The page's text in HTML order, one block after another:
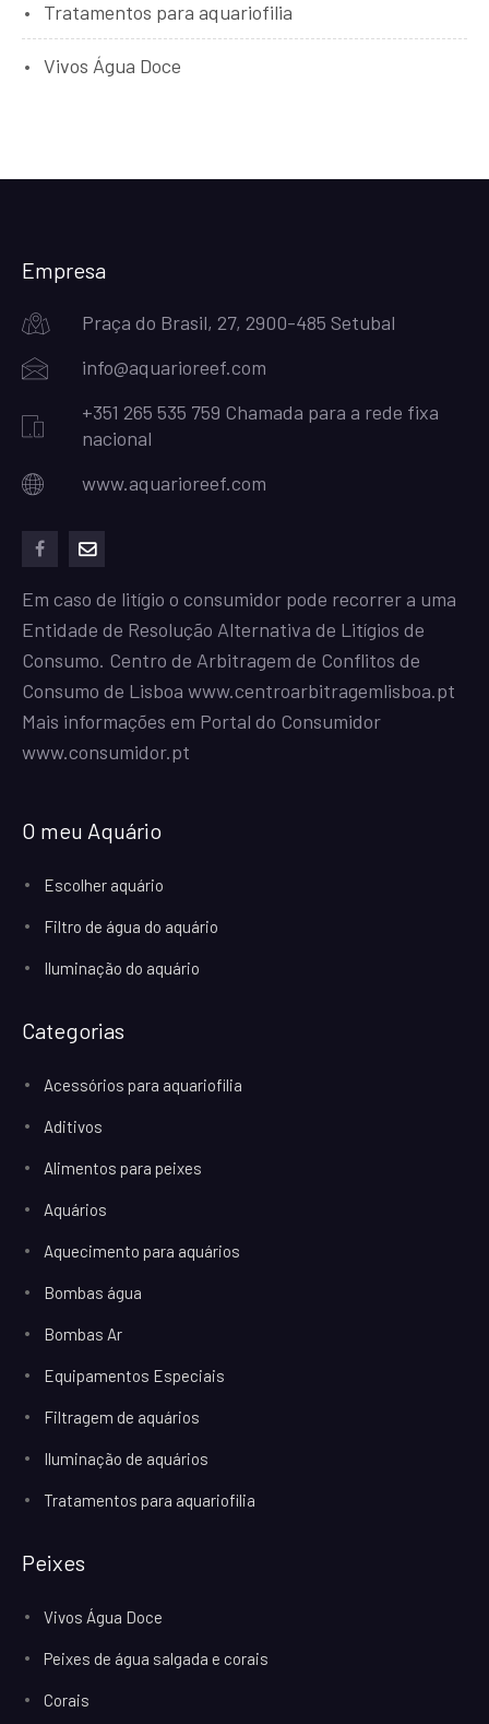
Tratamentos para aquariofilia
Vivos Água Doce
Empresa
Praça do Brasil, 27, 2900-485 Setubal
info@aquarioreef.com
+351 265 535 759 Chamada para a rede fixa
nacional
www.aquarioreef.com
Em caso de litígio o consumidor pode recorrer a uma
Entidade de Resolução Alternativa de Litígios de
Consumo. Centro de Arbitragem de Conflitos de
Consumo de Lisboa www.centroarbitragemlisboa.pt
Mais informações em Portal do Consumidor
www.consumidor.pt
O meu Aquário
Escolher aquário
Filtro de água do aquário
Iluminação do aquário
Categorias
Acessórios para aquariofilia
Aditivos
Alimentos para peixes
Aquários
Aquecimento para aquários
Bombas água
Bombas Ar
Equipamentos Especiais
Filtragem de aquários
Iluminação de aquários
Tratamentos para aquariofilia
Peixes
Vivos Água Doce
Peixes de água salgada e corais
Corais